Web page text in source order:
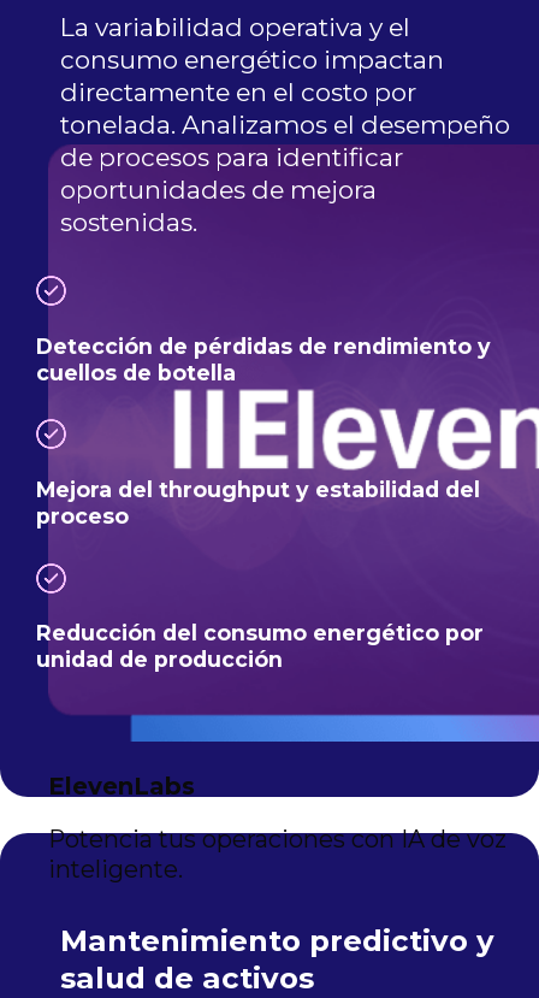
ElevenLabs
Potencia tus operaciones con IA de voz
inteligente.
La variabilidad operativa y el
consumo energético impactan
directamente en el costo por
tonelada. Analizamos el desempeño
de procesos para identificar
oportunidades de mejora
sostenidas.
Detección de pérdidas de rendimiento y
cuellos de botella
Mejora del throughput y estabilidad del
proceso
Reducción del consumo energético por
unidad de producción
Mantenimiento predictivo y
salud de activos